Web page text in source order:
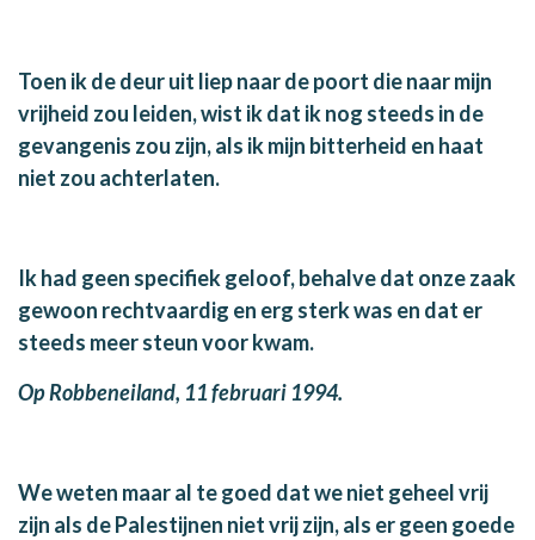
Toen ik de deur uit liep naar de poort die naar mijn
vrijheid zou leiden, wist ik dat ik nog steeds in de
gevangenis zou zijn, als ik mijn bitterheid en haat
niet zou achterlaten.
Ik had geen specifiek geloof, behalve dat onze zaak
gewoon rechtvaardig en erg sterk was en dat er
steeds meer steun voor kwam.
Op Robbeneiland, 11 februari 1994.
We weten maar al te goed dat we niet geheel vrij
zijn als de Palestijnen niet vrij zijn, als er geen goede